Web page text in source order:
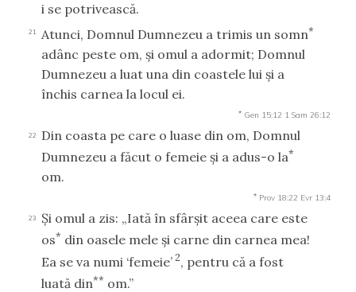
i se potrivească.
21 Atunci, Domnul Dumnezeu a trimis un somn*
adânc peste om, şi omul a adormit; Domnul
Dumnezeu a luat una din coastele lui şi a
închis carnea la locul ei.
* Gen 15:12 1 Sam 26:12
22
Din coasta pe care o luase din om, Domnul
Dumnezeu a făcut o femeie şi a adus-o la*
om.
* Prov 18:22 Evr 13:4
23
Şi omul a zis: „Iată în sfârşit aceea care este
os* din oasele mele şi carne din carnea mea!
Ea se va numi ‘femeie’2, pentru că a fost
luată din** om.”